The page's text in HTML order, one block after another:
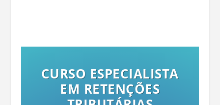
CURSO ESPECIALISTA
EM RETENÇÕES